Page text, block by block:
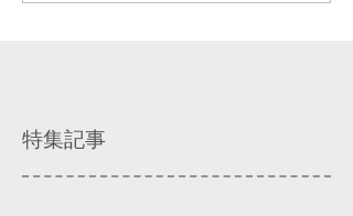
特集記事